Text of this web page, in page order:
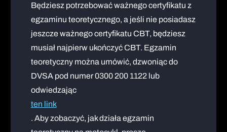
Będziesz potrzebować ważnego certyfikatu z
egzaminu teoretycznego, a jeśli nie posiadasz
jeszcze ważnego certyfikatu CBT, będziesz
musiał najpierw ukończyć CBT. Egzamin
teoretyczny można umówić, dzwoniąc do
DVSA pod numer 0300 200 1122 lub
odwiedzając
ten link
. Aby zobaczyć, jak działa egzamin